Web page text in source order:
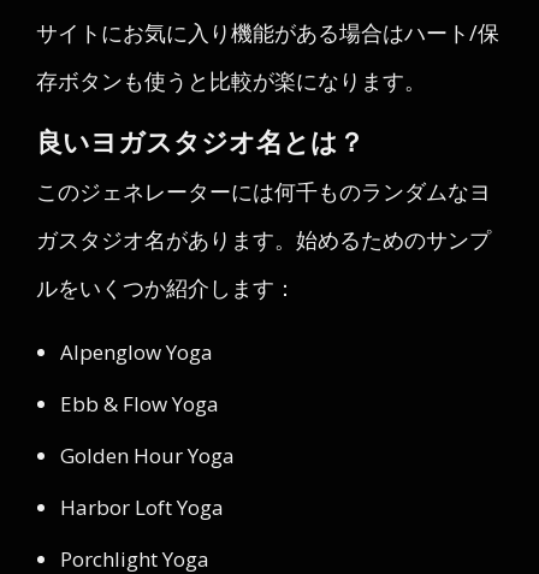
サイトにお気に入り機能がある場合はハート/保
存ボタンも使うと比較が楽になります。
良いヨガスタジオ名とは？
このジェネレーターには何千ものランダムなヨ
ガスタジオ名があります。始めるためのサンプ
ルをいくつか紹介します：
Alpenglow Yoga
Ebb & Flow Yoga
Golden Hour Yoga
Harbor Loft Yoga
Porchlight Yoga